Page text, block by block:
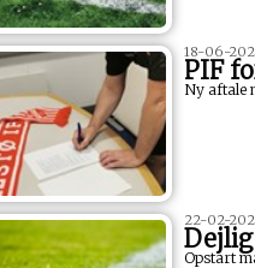
18-06-
PIF
Ny aftale
22-02-
Opstart